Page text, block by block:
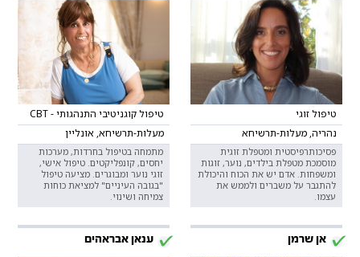
טיפול זוגי
נהריה, מעלות-תרשיחא
פסיכותרפיסטית ומטפלת זוגית
מוסמכת מטפלת בילדים, נוער, זוגות
ומשפחות. אדם יש את הכוח והיכולת
להתגבר על משברים ולממש את
עצמו.
טיפול קוגניטיבי התנהגותי - CBT
מעלות-תרשיחא, אונליין
מתמחה בטיפול בחרדות, מערכות
יחסים, קונפליקטים. טיפול אישי,
זוגי נוער ומבוגרים. מציעה טיפול
"בגובה העיניים" למציאת כוחות
צמיחה ושינוי.
אן שרמן ענאן אבראהים